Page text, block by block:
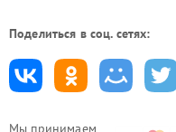
Поделиться в соц. сетях: